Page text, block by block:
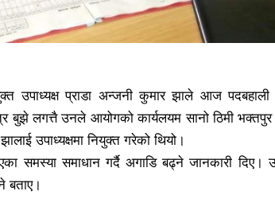
उपाध्यक्ष प्राडा अन्जनी कुमार झाले आज
बुझे लगत्तै उनले आयोगको कार्यलयम सानो ठिमी भक्तपुर
उपाध्यक्षमा नियुक्त गरेको थियो।
समस्या समाधान गर्दै अगाडि बढ्ने जानकारी दिए।
बताए।